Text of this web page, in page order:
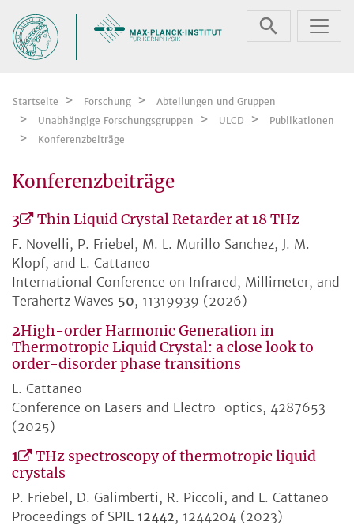
Startseite Forschung
Abteilungen und Gruppen
Unabhängige Forschungsgruppen
ULCD
Publikationen
Konferenzbeiträge
Konferenzbeiträge
3 Thin Liquid Crystal Retarder at 18 THz
F. Novelli, P. Friebel, M. L. Murillo Sanchez, J. M.
Klopf, and L. Cattaneo
International Conference on Infrared, Millimeter, and
Terahertz Waves 50, 11319939 (2026)
2High-order Harmonic Generation in
Thermotropic Liquid Crystal: a close look to
order-disorder phase transitions
L. Cattaneo
Conference on Lasers and Electro-optics, 4287653
(2025)
1
THz spectroscopy of thermotropic liquid
crystals
P. Friebel, D. Galimberti, R. Piccoli, and L. Cattaneo
Proceedings of SPIE 12442, 1244204 (2023)